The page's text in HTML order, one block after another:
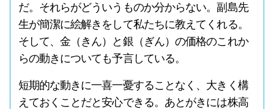
だ。それらがどういうものか分からない。副島先
生が簡潔に絵解きをして私たちに教えてくれる。
そして、金（きん）と銀（ぎん）の価格のこれか
らの動きについても予言している。
短期的な動きに一喜一憂することなく、大きく構
えておくことだと安心できる。あとがきには株高